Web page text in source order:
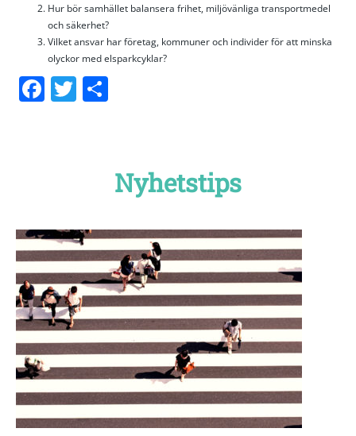
Hur bör samhället balansera frihet, miljövänliga transportmedel
och säkerhet?
Vilket ansvar har företag, kommuner och individer för att minska
olyckor med elsparkcyklar?
Facebook
Twitter
Nyhetstips